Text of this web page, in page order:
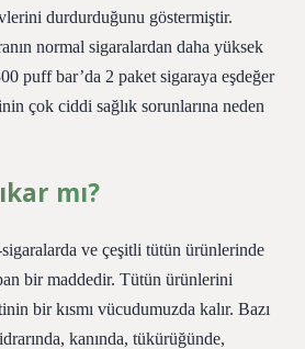
durdurduğunu göstermiştir.
normal sigaralardan daha yüksek
puff bar’da 2 paket sigaraya eşdeğer
çok ciddi sağlık sorunlarına neden
mı?
ve çeşitli tütün ürünlerinde
bir maddedir. Tütün ürünlerini
bir kısmı vücudumuzda kalır. Bazı
kanında, tükürüğünde,